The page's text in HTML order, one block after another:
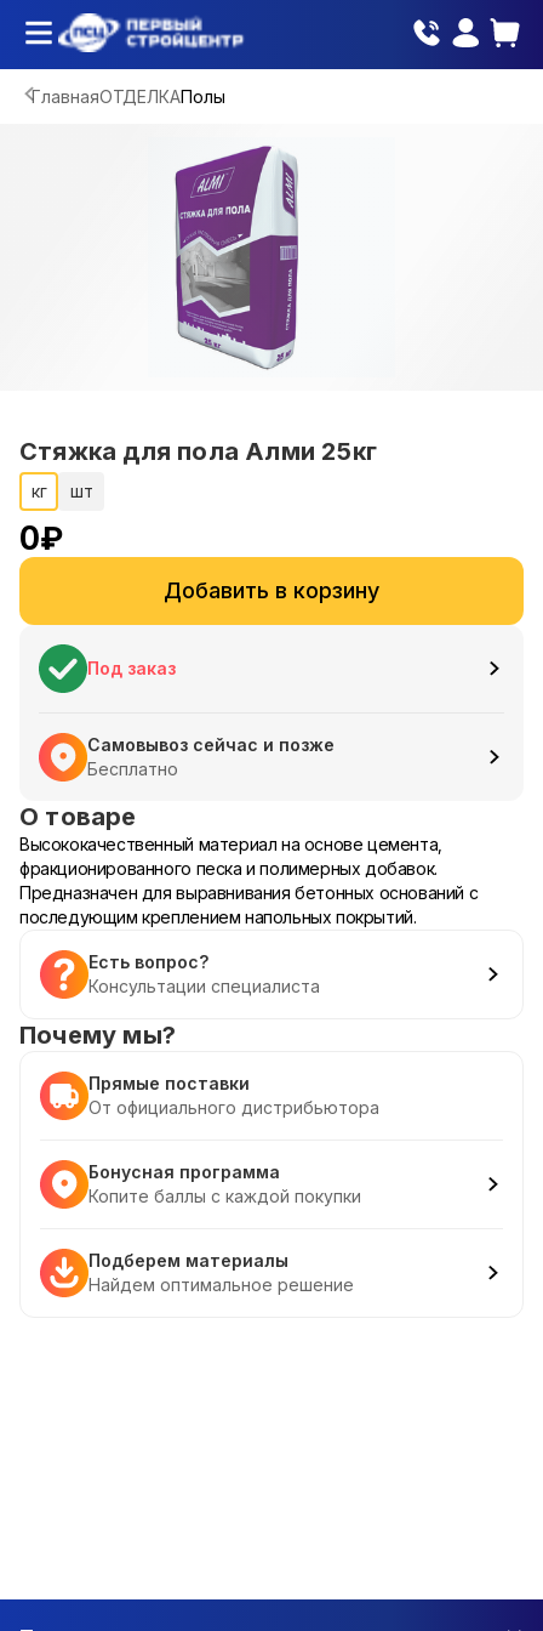
ГлавнаяОТДЕЛКАПолы
Стяжка для пола Алми 25кг
кг шт
0₽
Добавить в корзину
Под заказ
Самовывоз сейчас и позже
Бесплатно
О товаре
Высококачественный материал на основе цемента,
фракционированного песка и полимерных добавок.
Предназначен для выравнивания бетонных оснований с
последующим креплением напольных покрытий.
Есть вопрос?
Консультации специалиста
Почему мы?
Прямые поставки
От официального дистрибьютора
Бонусная программа
Копите баллы с каждой покупки
Подберем материалы
Найдем оптимальное решение